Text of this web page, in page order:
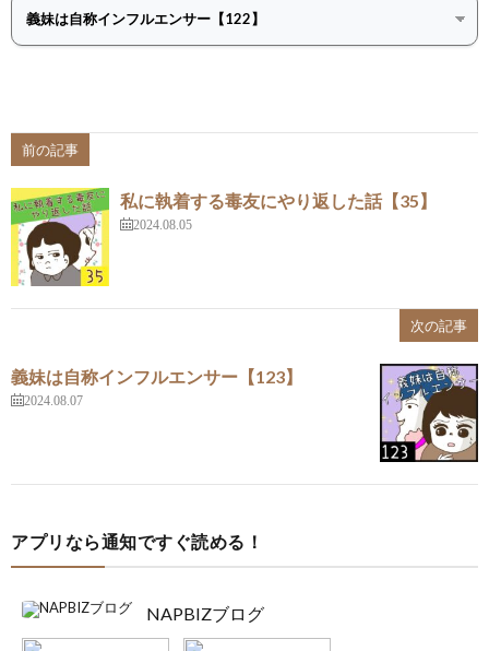
前の記事
私に執着する毒友にやり返した話【35】
2024.08.05
次の記事
義妹は自称インフルエンサー【123】
2024.08.07
アプリなら通知ですぐ読める！
NAPBIZブログ